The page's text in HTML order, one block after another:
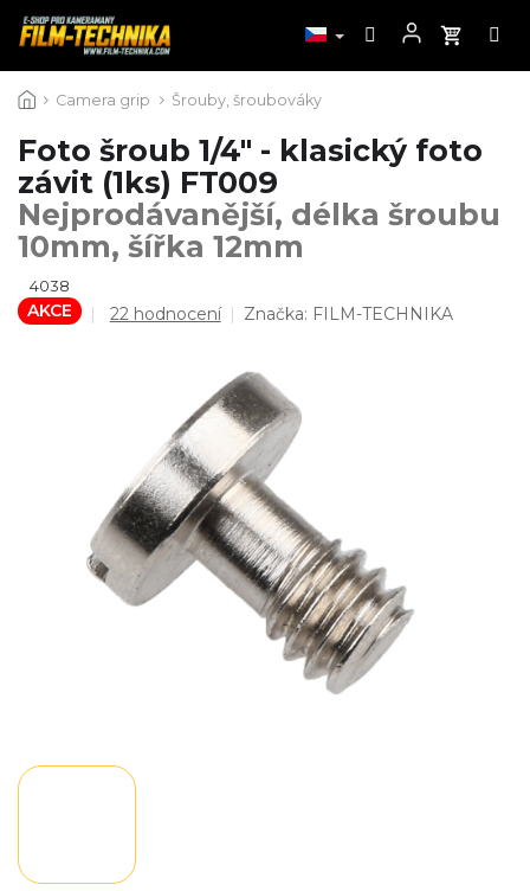
na
Camera grip Šrouby, šroubováky
Foto šroub 1/4" - klasický foto
závit (1ks) FT009
Nejprodávanější, délka šroubu
10mm, šířka 12mm
4038
AKCE
Průměrné
hvězdiček.
22 hodnocení Značka: FILM-TECHNIKA